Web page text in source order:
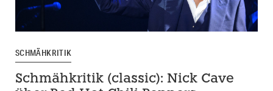
SCHMÄHKRITIK
Schmähkritik (classic): Nick Cave